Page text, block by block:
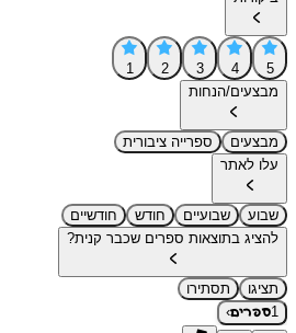
5
4
3
2
1
מבצעים/הנחות
מבצעים
ספרייה ציבורית
עלו לאתר
שבוע שבועיים חודש
חודשיים
להציג בתוצאות ספרים שכבר קנית?
תציגו
תסתירו
1ספרים›